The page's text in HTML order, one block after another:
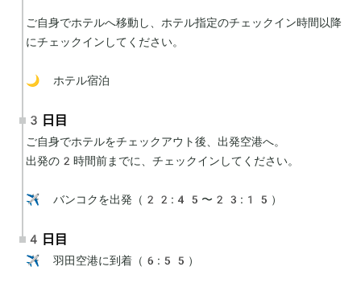
ご自身でホテルへ移動し、ホテル指定のチェックイン時間以降
にチェックインしてください。
🌙 ホテル宿泊
3日目
ご自身でホテルをチェックアウト後、出発空港へ。
出発の2時間前までに、チェックインしてください。
✈️ バンコクを出発（22:45〜23:15）
4日目
✈️ 羽田空港に到着（6:55）